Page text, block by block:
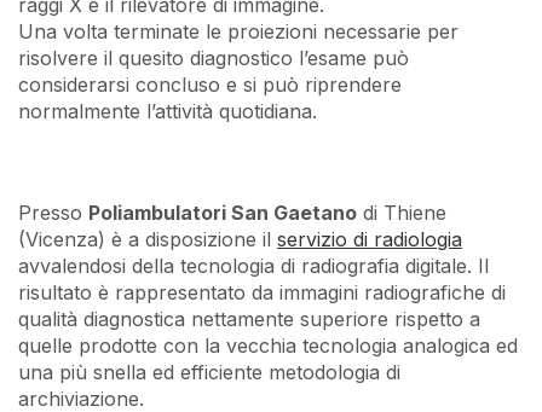
Una volta terminate le proiezioni necessarie per
risolvere il quesito diagnostico l’esame può
considerarsi concluso e si può riprendere
normalmente l’attività quotidiana.
Presso Poliambulatori San Gaetano di Thiene
(Vicenza) è a disposizione il servizio di radiologia
avvalendosi della tecnologia di radiografia digitale. Il
risultato è rappresentato da immagini radiografiche di
qualità diagnostica nettamente superiore rispetto a
quelle prodotte con la vecchia tecnologia analogica ed
una più snella ed efficiente metodologia di
archiviazione.